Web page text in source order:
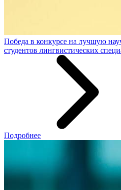
Победа в конкурсе на лучшую
студентов лингвистических
Подробнее